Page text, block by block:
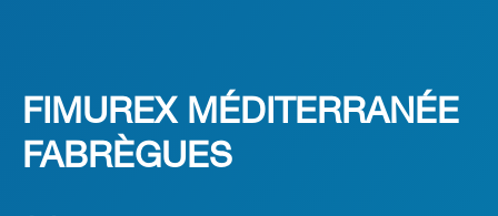
FIMUREX MÉDITERRANÉE
FABRÈGUES